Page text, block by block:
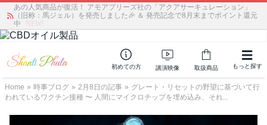
あの人気商品が復活！ アモアプリーズ社の「アクアサーキュレーション」
（旧称：馬ジェル）を発売しました🎉 ＆ 発売記念で8月末までポイント還元
中
NEW!
初めての方 講演映像 取扱商品 もっと探す
Home » 時事ブログ » 2月8日の記事 » グレート・リセットの野望に基づいて行
われているワクチン接種 〜 人間にマイクロチップを埋め込み、それ...